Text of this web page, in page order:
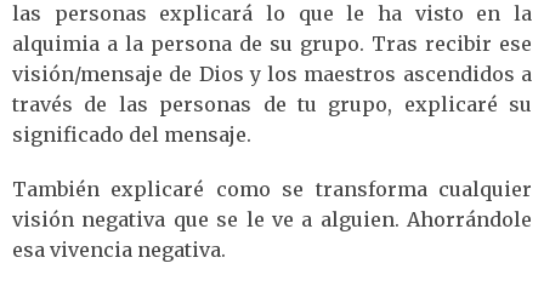
las personas explicará lo que le ha visto en la
alquimia a la persona de su grupo. Tras recibir ese
visión/mensaje de Dios y los maestros ascendidos a
través de las personas de tu grupo, explicaré su
significado del mensaje.
También explicaré como se transforma cualquier
visión negativa que se le ve a alguien. Ahorrándole
esa vivencia negativa.